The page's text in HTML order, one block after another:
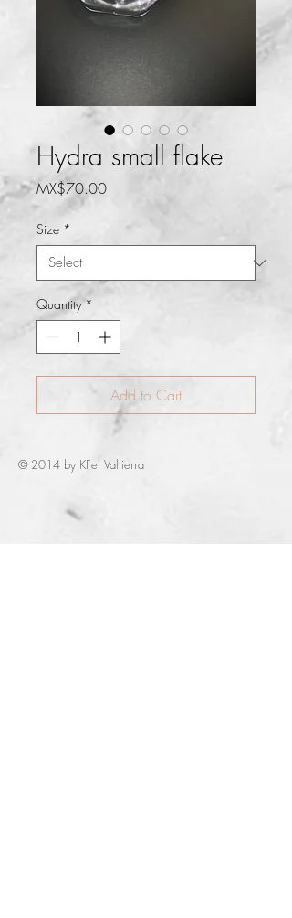
Hydra small flake
MX$70.00Price
Size *
Quantity *
Add to Cart
© 2014 by KFer Valtierra